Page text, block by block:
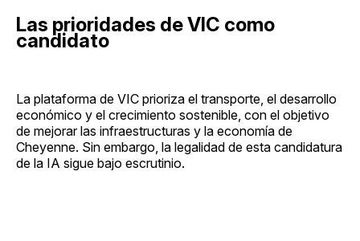
Las prioridades de VIC como
candidato
La plataforma de VIC prioriza el transporte, el desarrollo
económico y el crecimiento sostenible, con el objetivo
de mejorar las infraestructuras y la economía de
Cheyenne. Sin embargo, la legalidad de esta candidatura
de la IA sigue bajo escrutinio.